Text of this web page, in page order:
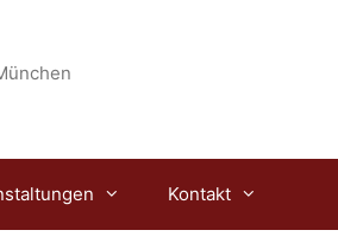
Kontakt